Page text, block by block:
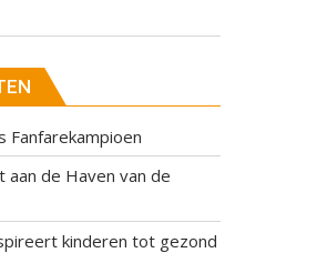
Fanfarekampioen
de Haven van de
kinderen tot gezond